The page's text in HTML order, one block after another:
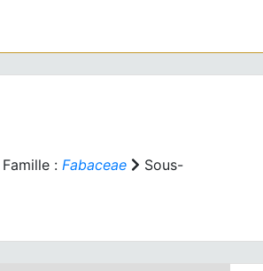
Famille : Fabaceae
Sous-